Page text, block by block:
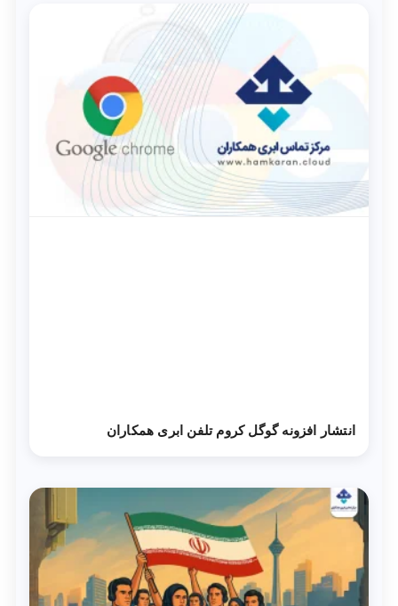
انتشار افزونه گوگل کروم تلفن ابری همکاران